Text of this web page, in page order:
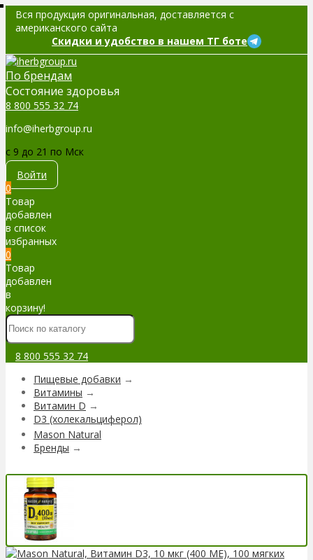
Вся продукция оригинальная, доставляется с
американского сайта
Скидки и удобство в нашем ТГ боте
По брендам
Cостояние здоровья
8 800 555 32 74
info@iherbgroup.ru
c 9 до 21 по Мск
Войти
0
Товар
добавлен
в список
избранных
0
Товар
добавлен
в
корзину!
8 800 555 32 74
Пищевые добавки →
Витамины →
Витамин D →
D3 (холекальциферол)
Mason Natural
Бренды →